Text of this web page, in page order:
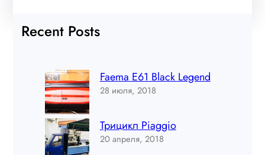
Recent Posts
Faema E61 Black Legend
28 июля, 2018
Трицикл Piaggio
20 апреля, 2018